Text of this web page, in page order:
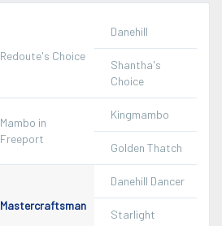
Redoute's Choice
Danehill
Shantha's
Choice
Mambo in
Freeport
Kingmambo
Golden Thatch
Mastercraftsman
Danehill Dancer
Starlight